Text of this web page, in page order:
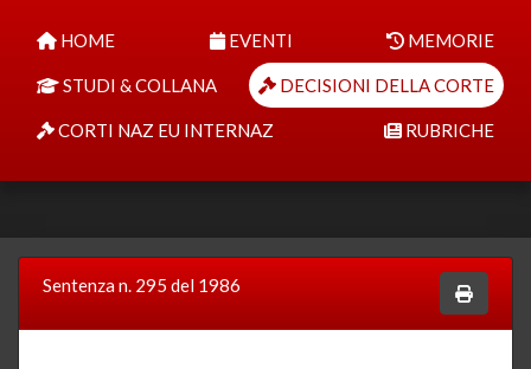
HOME EVENTI MEMORIE
STUDI & COLLANA DECISIONI DELLA CORTE
CORTI NAZ EU INTERNAZ RUBRICHE
Sentenza n. 295 del 1986